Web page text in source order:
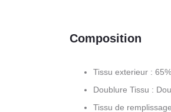
Composition
Tissu exterieur :
Doublure Tissu :
Tissu de